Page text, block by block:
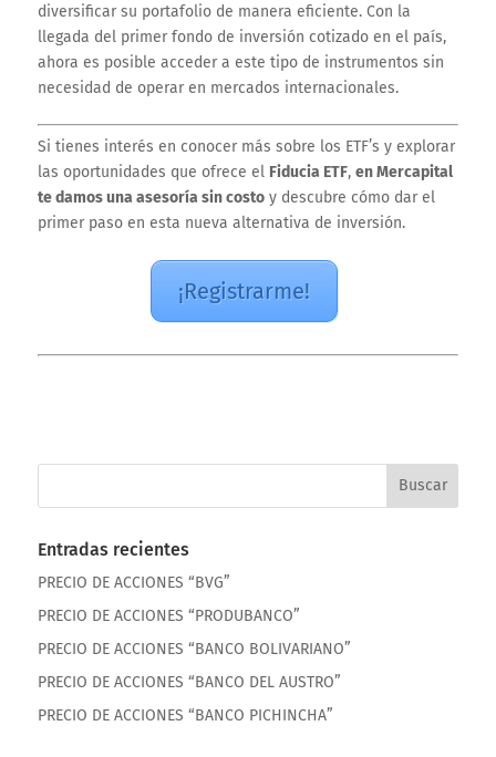
diversificar su portafolio de manera eficiente. Con la
llegada del primer fondo de inversión cotizado en el país,
ahora es posible acceder a este tipo de instrumentos sin
necesidad de operar en mercados internacionales.
Si tienes interés en conocer más sobre los ETF’s y explorar
las oportunidades que ofrece el Fiducia ETF, en Mercapital
te damos una asesoría sin costoy descubre cómo dar el
primer paso en esta nueva alternativa de inversión.
¡Registrarme!
Entradas recientes
PRECIO DE ACCIONES “BVG”
PRECIO DE ACCIONES “PRODUBANCO”
PRECIO DE ACCIONES “BANCO BOLIVARIANO”
PRECIO DE ACCIONES “BANCO DEL AUSTRO”
PRECIO DE ACCIONES “BANCO PICHINCHA”